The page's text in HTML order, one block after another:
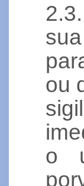
ou
o